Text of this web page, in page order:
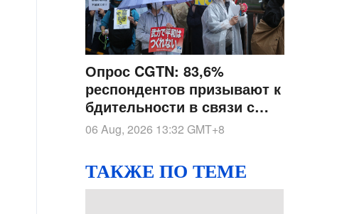
Опрос CGTN: 83,6%
респондентов призывают к
бдительности в связи с
ускоренным военным
развитием Японии под
милитаризма
06 Aug, 2026 13:32 GMT+8
ТАКЖЕ ПО ТЕМЕ